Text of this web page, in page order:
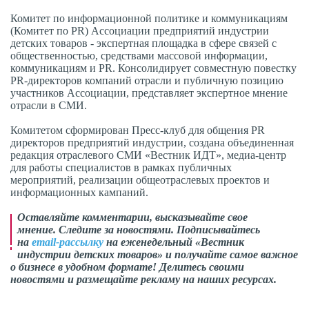
Комитет по информационной политике и коммуникациям
(Комитет по PR) Ассоциации предприятий индустрии
детских товаров - экспертная площадка в сфере связей с
общественностью, средствами массовой информации,
коммуникациям и PR. Консолидирует совместную повестку
PR-директоров компаний отрасли и публичную позицию
участников Ассоциации, представляет экспертное мнение
отрасли в СМИ.
Комитетом сформирован Пресс-клуб для общения PR
директоров предприятий индустрии, создана объединенная
редакция отраслевого СМИ «Вестник ИДТ», медиа-центр
для работы специалистов в рамках публичных
мероприятий, реализации общеотраслевых проектов и
информационных кампаний.
Оставляйте комментарии, высказывайте свое
мнение. Следите за новостями. Подписывайтесь
на email-рассылку на еженедельный «Вестник
индустрии детских товаров» и получайте самое важное
о бизнесе в удобном формате! Делитесь своими
новостями и размещайте рекламу на наших ресурсах.